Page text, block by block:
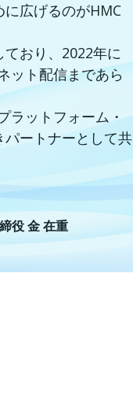
広げるのがHMC
おり、2022年に
ット配信まであら
ラットフォーム・
ートナーとして共
役 金 在重